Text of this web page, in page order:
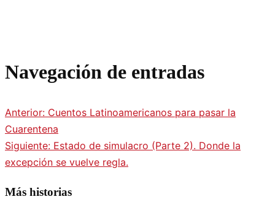
Navegación de entradas
Anterior: Cuentos Latinoamericanos para pasar la
Cuarentena
Siguiente: Estado de simulacro (Parte 2). Donde la
excepción se vuelve regla.
Más historias